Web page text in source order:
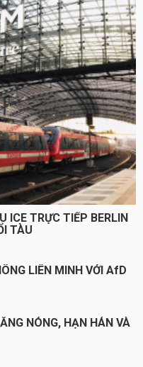
ICE TRỰC TIẾP BERLIN
TÀU
LIÊN MINH VỚI AfD
NÓNG, HẠN HÁN VÀ